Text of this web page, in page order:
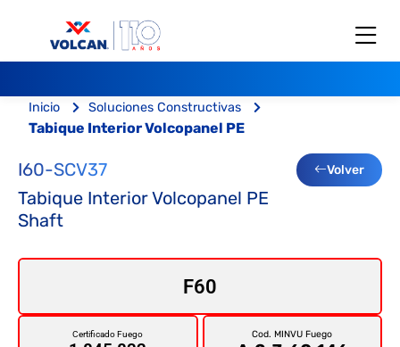
Inicio Soluciones Constructivas
Tabique Interior Volcopanel PE
I60-SCV37 Volver
Tabique Interior Volcopanel PE
Shaft
F60
Certificado Fuego Cod. MINVU Fuego